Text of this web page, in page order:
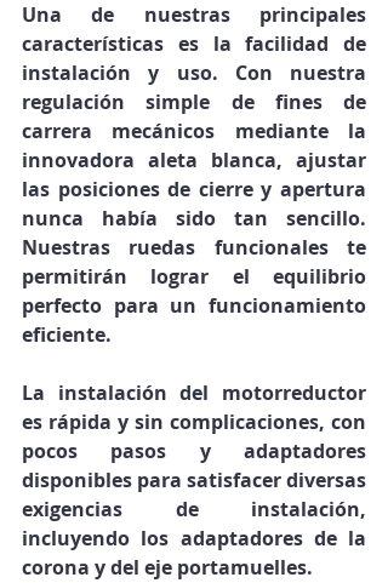
Una de nuestras principales
características es la facilidad de
instalación y uso. Con nuestra
regulación simple de fines de
carrera mecánicos mediante la
innovadora aleta blanca, ajustar
las posiciones de cierre y apertura
nunca había sido tan sencillo.
Nuestras ruedas funcionales te
permitirán lograr el equilibrio
perfecto para un funcionamiento
eficiente.
La instalación del motorreductor
es rápida y sin complicaciones, con
pocos pasos y adaptadores
disponibles para satisfacer diversas
exigencias de instalación,
incluyendo los adaptadores de la
corona y del eje portamuelles.